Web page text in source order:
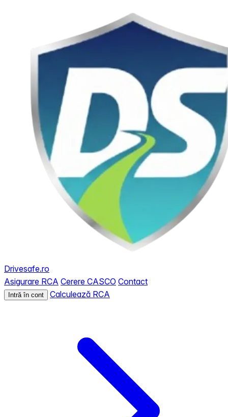
Drivesafe.ro
Asigurare RCA Cerere CASCO Contact
Intră în cont Calculează RCA